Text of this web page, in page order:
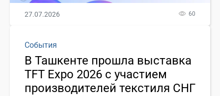
27.07.2026 60
События
В Ташкенте прошла выставка
TFT Expo 2026 с участием
производителей текстиля СНГ